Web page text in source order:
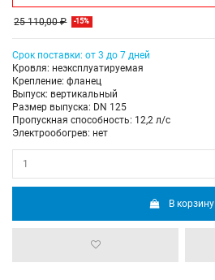
25 110,00 ₽ -15%
Срок поставки: от 3 до 7 дней
Кровля: неэксплуатируемая
Крепление: фланец
Выпуск: вертикальный
Размер выпуска: DN 125
Пропускная способность: 12,2 л/с
Электрообогрев: нет
В корзину